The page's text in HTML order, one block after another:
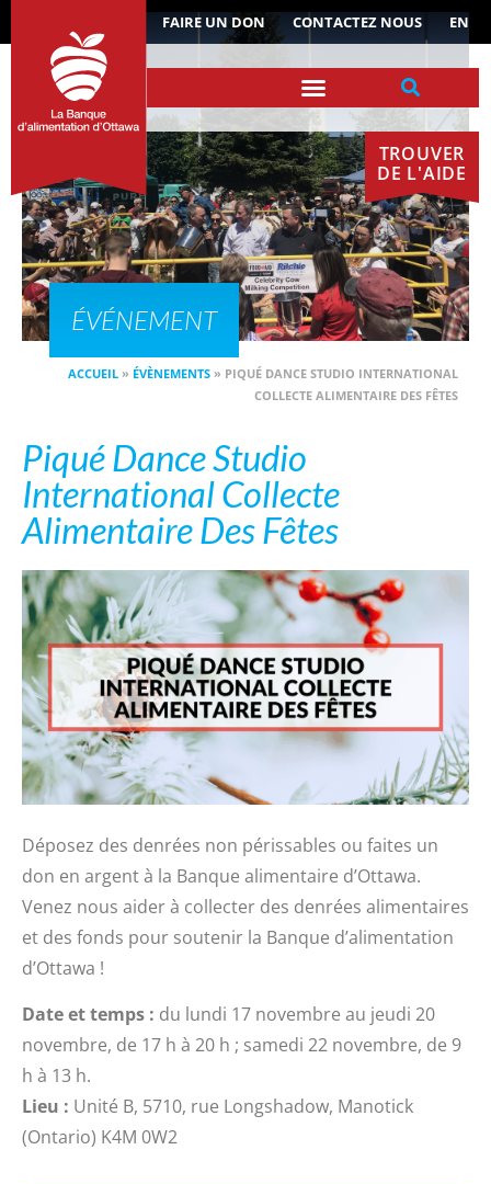
FAIRE UN DON CONTACTEZ NOUS EN
TROUVER
DE L'AIDE
ÉVÉNEMENT
ACCUEIL » ÉVÈNEMENTS » PIQUÉ DANCE STUDIO INTERNATIONAL
COLLECTE ALIMENTAIRE DES FÊTES
Piqué Dance Studio
International Collecte
Alimentaire Des Fêtes
Déposez des denrées non périssables ou faites un
don en argent à la Banque alimentaire d’Ottawa.
Venez nous aider à collecter des denrées alimentaires
et des fonds pour soutenir la Banque d’alimentation
d’Ottawa !
Date et temps : du lundi 17 novembre au jeudi 20
novembre, de 17 h à 20 h ; samedi 22 novembre, de 9
h à 13 h.
Lieu : Unité B, 5710, rue Longshadow, Manotick
(Ontario) K4M 0W2